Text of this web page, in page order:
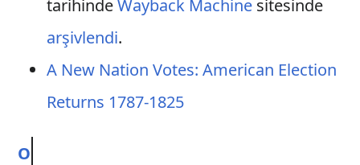
tarihindeWayback Machinesitesinde
arşivlendi.
A New Nation Votes: American Election
Returns 1787-1825
O